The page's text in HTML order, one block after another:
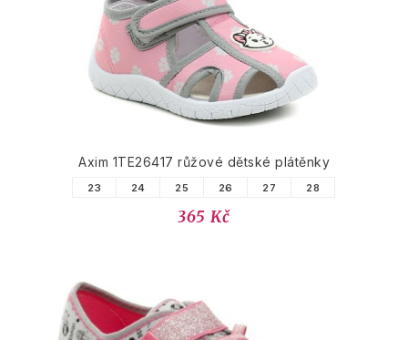
Axim 1TE26417 růžové dětské plátěnky
23 24 25 26 27 28
365 Kč